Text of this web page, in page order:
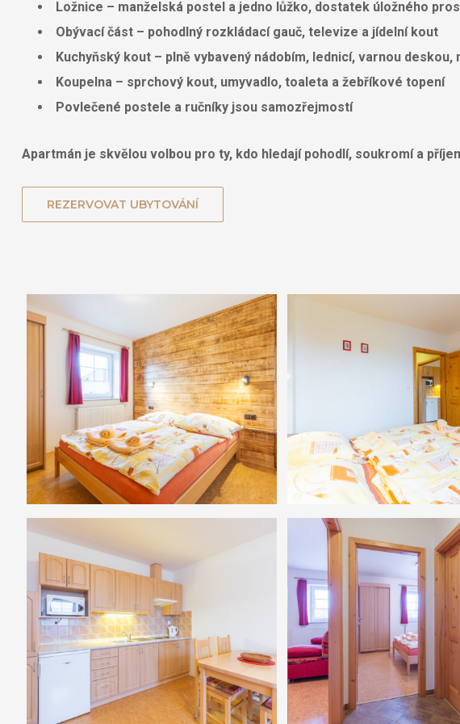
Ložnice – manželská postel a jedno lůžko, dostatek úložného
Obývací část– pohodlný rozkládací gauč, televize a jídelní kout
Kuchyňský kout– plně vybavený nádobím, lednicí, varnou
Koupelna – sprchový kout, umyvadlo, toaleta a žebříkové topení
Povlečené postele a ručníkyjsou samozřejmostí
Apartmán je skvělou volbou pro ty, kdo hledají pohodlí, soukromí a
REZERVOVAT UBYTOVÁNÍ